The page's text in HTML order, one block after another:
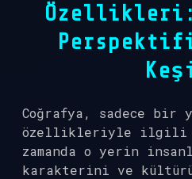
Özellikleri:
Coğrafya, sadece
özellikleriyle ilgili
zamanda o yerin
karakterini ve